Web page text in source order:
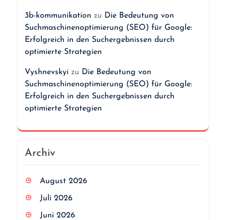
3b-kommunikation zu Die Bedeutung von
Suchmaschinenoptimierung (SEO) für Google:
Erfolgreich in den Suchergebnissen durch
optimierte Strategien
Vyshnevskyi zu Die Bedeutung von
Suchmaschinenoptimierung (SEO) für Google:
Erfolgreich in den Suchergebnissen durch
optimierte Strategien
Archiv
August 2026
Juli 2026
Juni 2026